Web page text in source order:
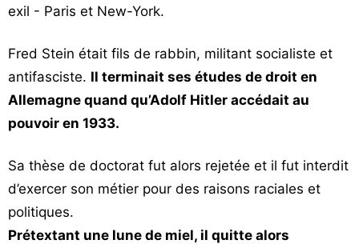
exil - Paris et New-York.
Fred Stein était fils de rabbin, militant socialiste et
antifasciste. Il terminait ses études de droit en
Allemagne quand qu’Adolf Hitler accédait au
pouvoir en 1933.
Sa thèse de doctorat fut alors rejetée et il fut interdit
d’exercer son métier pour des raisons raciales et
politiques.
Prétextant une lune de miel, il quitte alors